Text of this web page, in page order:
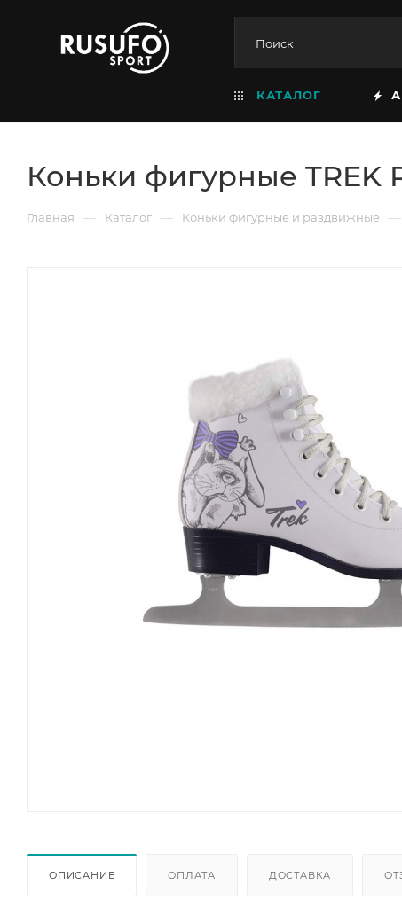
КАТАЛОГ
Коньки фигурные TREK
Главная — Каталог — Коньки фигурные и раздвижные —
ОПИСАНИЕ ОПЛАТА ДОСТАВКА